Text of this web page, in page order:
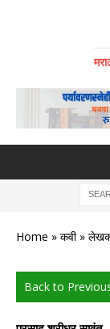
Home » कवी»
Back to